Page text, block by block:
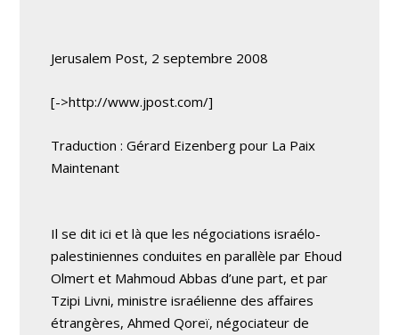
Jerusalem Post, 2 septembre 2008
[->http://www.jpost.com/]
Traduction : Gérard Eizenberg pour La Paix
Maintenant
Il se dit ici et là que les négociations israélo-
palestiniennes conduites en parallèle par Ehoud
Olmert et Mahmoud Abbas d’une part, et par
Tzipi Livni, ministre israélienne des affaires
étrangères, Ahmed Qoreï, négociateur de